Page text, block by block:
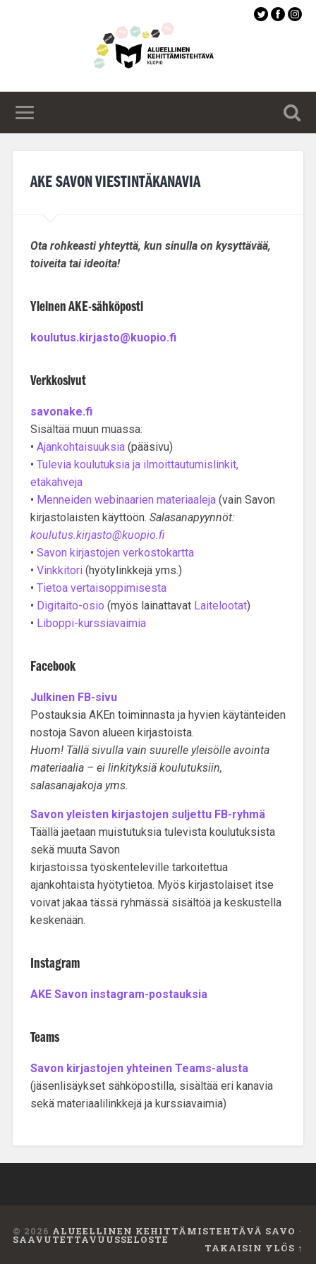
AKE SAVON VIESTINTÄKANAVIA
Ota rohkeasti yhteyttä, kun sinulla on kysyttävää,
toiveita tai ideoita!
Yleinen AKE-sähköposti
koulutus.kirjasto@kuopio.fi
Verkkosivut
savonake.fi
Sisältää muun muassa:
• Ajankohtaisuuksia(pääsivu)
• Tulevia koulutuksia ja ilmoittautumislinkit,
etäkahveja
• Menneiden webinaarien materiaaleja(vain Savon
kirjastolaisten käyttöön. Salasanapyynnöt:
koulutus.kirjasto@kuopio.fi
• Savon kirjastojen verkostokartta
• Vinkkitori(hyötylinkkejä yms.)
• Tietoa vertaisoppimisesta
• Digitaito-osio (myös lainattavat Laitelootat)
• Liboppi-kurssiavaimia
Facebook
Julkinen FB-sivu
Postauksia AKEn toiminnasta ja hyvien käytänteiden
nostoja Savon alueen kirjastoista.
Huom! Tällä sivulla vain suurelle yleisölle avointa
materiaalia – ei linkityksiä koulutuksiin,
salasanajakoja yms.
Savon yleisten kirjastojen suljettu FB-ryhmä
Täällä jaetaan muistutuksia tulevista koulutuksista
sekä muuta Savon
kirjastoissa työskenteleville tarkoitettua
ajankohtaista hyötytietoa. Myös kirjastolaiset itse
voivat jakaa tässä ryhmässä sisältöä ja keskustella
keskenään.
Instagram
AKE Savon instagram-postauksia
Teams
Savon kirjastojen yhteinen Teams-alusta
(jäsenlisäykset sähköpostilla, sisältää eri kanavia
sekä materiaalilinkkejä ja kurssiavaimia)
© 2026 ALUEELLINEN KEHITTÄMISTEHTÄVÄ SAVO ·
SAAVUTETTAVUUSSELOSTE
TAKAISIN YLÖS ↑